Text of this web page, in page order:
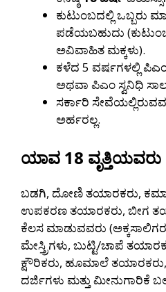
ಕುಟುಂಬದಲ್ಲಿ
ಪಡೆಯಬಹುದು
ಅವಿವಾಹಿತ ಮಕ್ಕಳು).
ಕಳೆದ 5 ವರ್ಷಗಳಲ್ಲಿ
ಅಥವಾ ಪಿಎಂ ಸ್ವನಿಧಿ
ಸರ್ಕಾರಿ
ಅರ್ಹರಲ್ಲ.
ಯಾವ 18 ವೃತ್ತಿಯವರು
ಬಡಗಿ, ದೋಣಿ ತಯಾರಕರು,
ಉಪಕರಣ ತಯಾರಕರು, ಬೀಗ
ಕೆಲಸ ಮಾಡುವವರು
ಮೇಸ್ತ್ರಿಗಳು, ಬುಟ್ಟಿ/ಚಾಪೆ
ಕ್ಷೌರಿಕರು, ಹೂಮಾಲೆ
ದರ್ಜಿಗಳು ಮತ್ತು ಮೀನುಗಾರಿಕೆ